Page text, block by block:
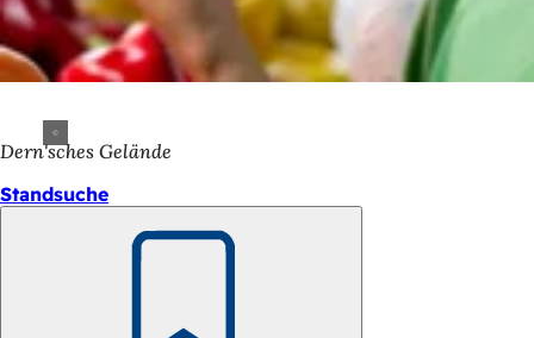
Dern'sches Gelände
Standsuche